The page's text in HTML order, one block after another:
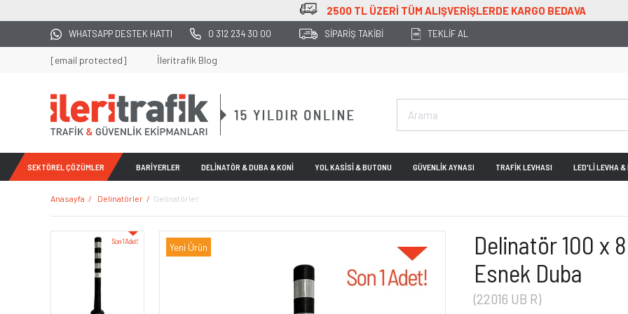
2500 TL ÜZERİ TÜM ALIŞVERİŞLERDE KARGO BEDAVA
WHATSAPP DESTEK HATTI 0 312 234 30 00 SİPARİŞ TAKİBİ TEKLİF AL
[email protected] İleritrafik Blog
SEKTÖREL ÇÖZÜMLER BARİYERLER DELİNATÖR & DUBA & KONİ YOL KASİSİ & BUTONU GÜVENLİK AYNASI TRAFİK LEVHASI LED'Lİ LEVHA &
Anasayfa Delinatörler Delinatörler
Yeni Ürün
Delinatör 100 x
Esnek Duba
(22016 UB R)